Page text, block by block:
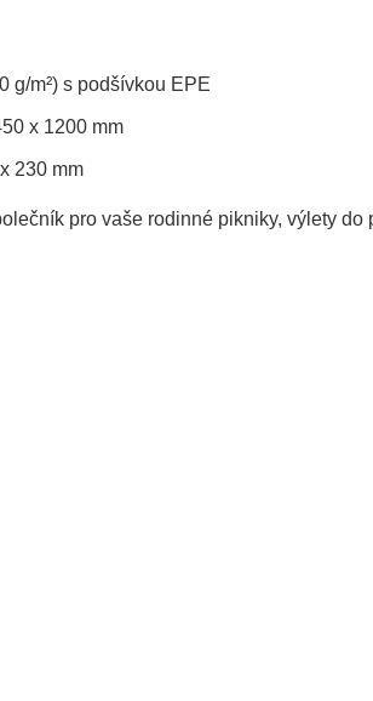
g/m²) s podšívkou EPE
x 1200 mm
230 mm
pro vaše rodinné pikniky, výlety do